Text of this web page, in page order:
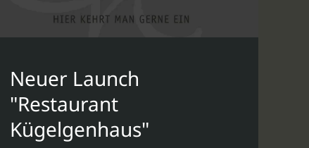
Neuer Launch
"Restaurant
Kügelgenhaus"